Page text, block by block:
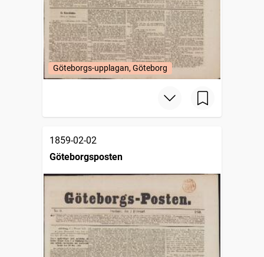
Göteborgs-upplagan, Göteborg
1859-02-02
Göteborgsposten